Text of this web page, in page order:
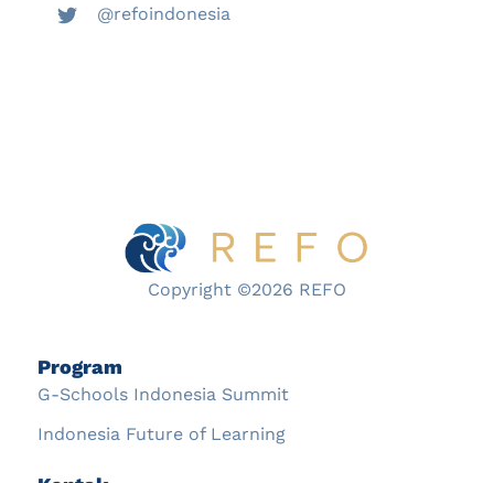
@refoindonesia
Copyright ©2026 REFO
Program
G-Schools Indonesia Summit
Indonesia Future of Learning